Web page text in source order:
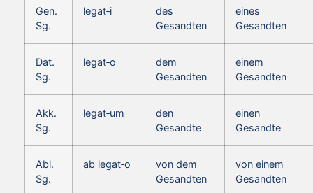
Gen.
Sg.
legat‑i
des
Gesandten
eines
Gesandten
Dat.
Sg.
legat‑o
dem
Gesandten
einem
Gesandten
Akk.
Sg.
legat‑um
den
Gesandte
einen
Gesandte
Abl.
Sg.
ab legat‑o
von dem
Gesandten
von einem
Gesandten